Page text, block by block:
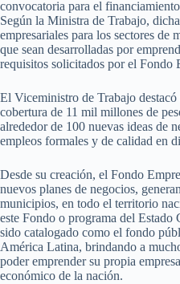
convocatoria para el
Según la Ministra de Trabajo,
empresariales para los sectores de
que sean desarrolladas por
requisitos solicitados por el Fondo
El Viceministro de Trabajo
cobertura de 11 mil millones de
alrededor de 100 nuevas ideas de
empleos formales y de calidad en
Desde su creación, el Fondo
nuevos planes de negocios,
municipios, en todo el territorio
este Fondo o programa del
sido catalogado como el fondo
América Latina, brindando a
poder emprender su propia
económico de la nación.